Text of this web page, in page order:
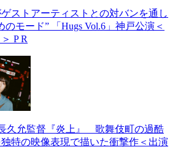
ストアーティストとの対バンを通し
のモード” 「Hugs Vol.6」神戸公演＜
P R
久允監督『炎上』 歌舞伎町の過酷
特の映像表現で描いた衝撃作＜出演